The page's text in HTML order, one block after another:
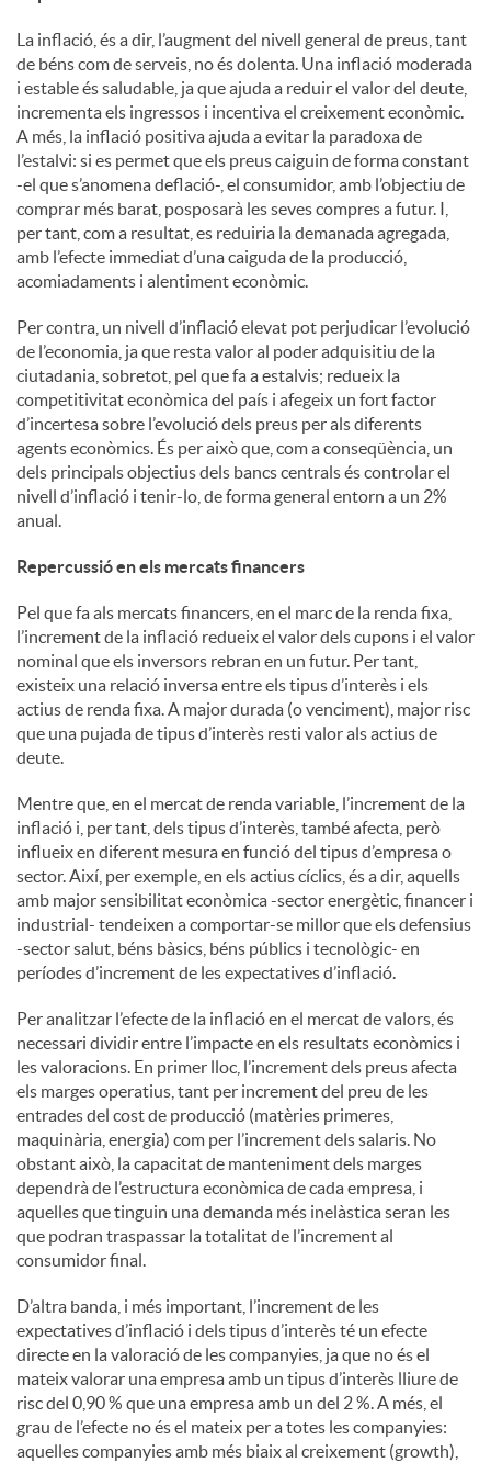
La inflació, és a dir, l’augment del nivell general de preus, tant
de béns com de serveis, no és dolenta. Una inflació moderada
i estable és saludable, ja que ajuda a reduir el valor del deute,
incrementa els ingressos i incentiva el creixement econòmic.
A més, la inflació positiva ajuda a evitar la paradoxa de
l’estalvi: si es permet que els preus caiguin de forma constant
-el que s’anomena deflació-, el consumidor, amb l’objectiu de
comprar més barat, posposarà les seves compres a futur. I,
per tant, com a resultat, es reduiria la demanada agregada,
amb l’efecte immediat d’una caiguda de la producció,
acomiadaments i alentiment econòmic.
Per contra, un nivell d’inflació elevat pot perjudicar l’evolució
de l’economia, ja que resta valor al poder adquisitiu de la
ciutadania, sobretot, pel que fa a estalvis; redueix la
competitivitat econòmica del país i afegeix un fort factor
d’incertesa sobre l’evolució dels preus per als diferents
agents econòmics. És per això que, com a conseqüència, un
dels principals objectius dels bancs centrals és controlar el
nivell d’inflació i tenir-lo, de forma general entorn a un 2%
anual.
Repercussió en els mercats financers
Pel que fa als mercats financers, en el marc de la renda fixa,
l’increment de la inflació redueix el valor dels cupons i el valor
nominal que els inversors rebran en un futur. Per tant,
existeix una relació inversa entre els tipus d’interès i els
actius de renda fixa. A major durada (o venciment), major risc
que una pujada de tipus d’interès resti valor als actius de
deute.
Mentre que, en el mercat de renda variable, l’increment de la
inflació i, per tant, dels tipus d’interès, també afecta, però
influeix en diferent mesura en funció del tipus d’empresa o
sector. Així, per exemple, en els actius cíclics, és a dir, aquells
amb major sensibilitat econòmica -sector energètic, financer i
industrial- tendeixen a comportar-se millor que els defensius
-sector salut, béns bàsics, béns públics i tecnològic- en
períodes d’increment de les expectatives d’inflació.
Per analitzar l’efecte de la inflació en el mercat de valors, és
necessari dividir entre l’impacte en els resultats econòmics i
les valoracions. En primer lloc, l’increment dels preus afecta
els marges operatius, tant per increment del preu de les
entrades del cost de producció (matèries primeres,
maquinària, energia) com per l’increment dels salaris. No
obstant això, la capacitat de manteniment dels marges
dependrà de l’estructura econòmica de cada empresa, i
aquelles que tinguin una demanda més inelàstica seran les
que podran traspassar la totalitat de l’increment al
consumidor final.
D’altra banda, i més important, l’increment de les
expectatives d’inflació i dels tipus d’interès té un efecte
directe en la valoració de les companyies, ja que no és el
mateix valorar una empresa amb un tipus d’interès lliure de
risc del 0,90 % que una empresa amb un del 2 %. A més, el
grau de l’efecte no és el mateix per a totes les companyies:
aquelles companyies amb més biaix al creixement (growth),